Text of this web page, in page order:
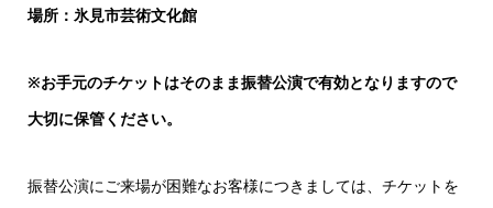
場所：氷見市芸術文化館
※お手元のチケットはそのまま振替公演で有効となりますので
大切に保管ください。
振替公演にご来場が困難なお客様につきましては、チケットを